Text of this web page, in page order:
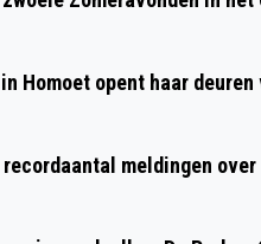
Homoet opent haar deuren
meldingen